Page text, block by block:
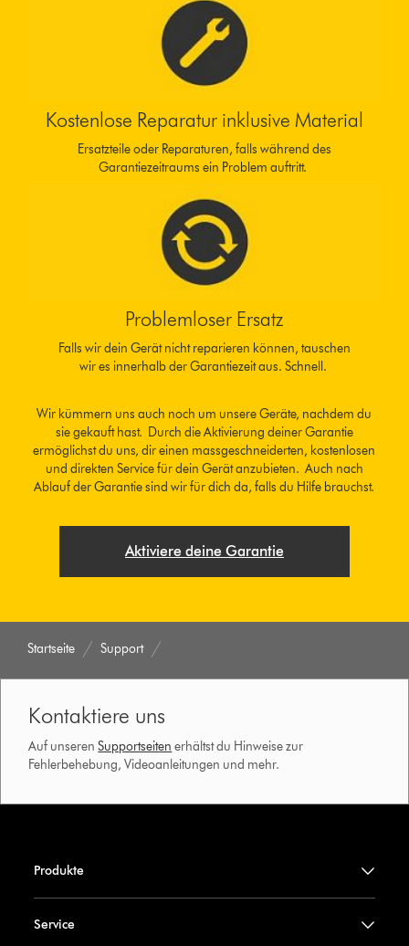
Kostenlose Reparatur inklusive Material
Ersatzteile oder Reparaturen, falls während des
Garantiezeitraums ein Problem auftritt.
Problemloser Ersatz
Falls wir dein Gerät nicht reparieren können, tauschen
wir es innerhalb der Garantiezeit aus. Schnell.
Wir kümmern uns auch noch um unsere Geräte, nachdem du
sie gekauft hast. Durch die Aktivierung deiner Garantie
ermöglichst du uns, dir einen massgeschneiderten, kostenlosen
und direkten Service für dein Gerät anzubieten. Auch nach
Ablauf der Garantie sind wir für dich da, falls du Hilfe brauchst.
Aktiviere deine Garantie
Startseite Support
Kontaktiere uns
Auf unserenSupportseiten erhältst du Hinweise zur
Fehlerbehebung, Videoanleitungen und mehr.
Produkte
Service